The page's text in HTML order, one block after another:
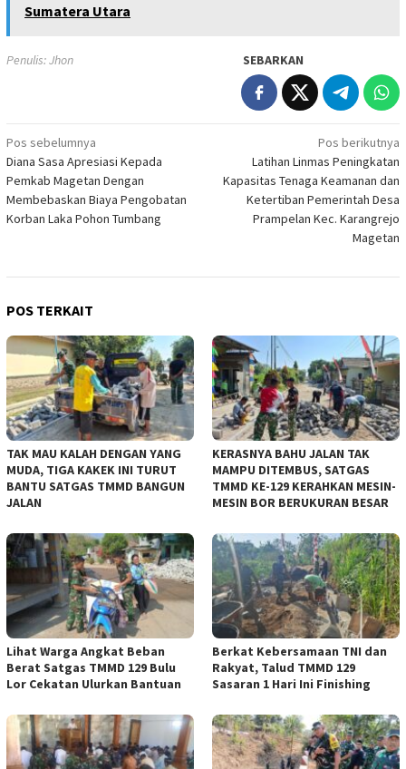
Sumatera Utara
Penulis: Jhon SEBARKAN
Navigasi
pos
Pos sebelumnya
Diana Sasa Apresiasi Kepada
Pemkab Magetan Dengan
Membebaskan Biaya Pengobatan
Korban Laka Pohon Tumbang
Pos berikutnya
Latihan Linmas Peningkatan
Kapasitas Tenaga Keamanan dan
Ketertiban Pemerintah Desa
Prampelan Kec. Karangrejo
Magetan
POS TERKAIT
TAK MAU KALAH DENGAN YANG
MUDA, TIGA KAKEK INI TURUT
BANTU SATGAS TMMD BANGUN
JALAN
KERASNYA BAHU JALAN TAK
MAMPU DITEMBUS, SATGAS
TMMD KE-129 KERAHKAN MESIN-
MESIN BOR BERUKURAN BESAR
Lihat Warga Angkat Beban
Berat Satgas TMMD 129 Bulu
Lor Cekatan Ulurkan Bantuan
Berkat Kebersamaan TNI dan
Rakyat, Talud TMMD 129
Sasaran 1 Hari Ini Finishing